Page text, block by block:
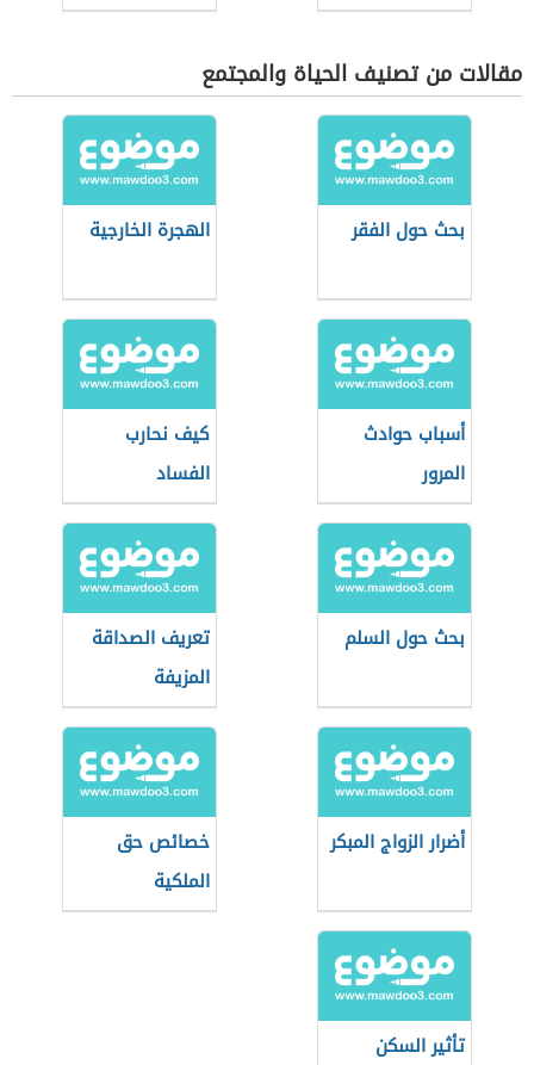
مقالات من تصنيف الحياة والمجتمع
بحث حول الفقر الهجرة الخارجية
أسباب حوادث
المرور
كيف نحارب
الفساد
بحث حول السلم
تعريف الصداقة
المزيفة
أضرار الزواج المبكر
خصائص حق
الملكية
تأثير السكن